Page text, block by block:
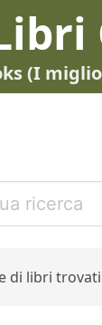
(I
di libri